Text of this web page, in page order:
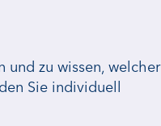
und zu wissen, welcher
Sie individuell